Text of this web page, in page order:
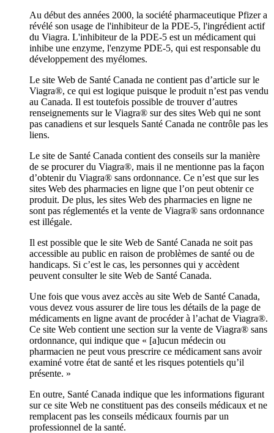
Au début des années 2000, la société pharmaceutique Pfizer a
révélé son usage de l'inhibiteur de la PDE-5, l'ingrédient actif
du Viagra. L'inhibiteur de la PDE-5 est un médicament qui
inhibe une enzyme, l'enzyme PDE-5, qui est responsable du
développement des myélomes.
Le site Web de Santé Canada ne contient pas d’article sur le
Viagra®, ce qui est logique puisque le produit n’est pas vendu
au Canada. Il est toutefois possible de trouver d’autres
renseignements sur le Viagra® sur des sites Web qui ne sont
pas canadiens et sur lesquels Santé Canada ne contrôle pas les
liens.
Le site de Santé Canada contient des conseils sur la manière
de se procurer du Viagra®, mais il ne mentionne pas la façon
d’obtenir du Viagra® sans ordonnance. Ce n’est que sur les
sites Web des pharmacies en ligne que l’on peut obtenir ce
produit. De plus, les sites Web des pharmacies en ligne ne
sont pas réglementés et la vente de Viagra® sans ordonnance
est illégale.
Il est possible que le site Web de Santé Canada ne soit pas
accessible au public en raison de problèmes de santé ou de
handicaps. Si c’est le cas, les personnes qui y accèdent
peuvent consulter le site Web de Santé Canada.
Une fois que vous avez accès au site Web de Santé Canada,
vous devez vous assurer de lire tous les détails de la page de
médicaments en ligne avant de procéder à l’achat de Viagra®.
Ce site Web contient une section sur la vente de Viagra® sans
ordonnance, qui indique que « [a]ucun médecin ou
pharmacien ne peut vous prescrire ce médicament sans avoir
examiné votre état de santé et les risques potentiels qu’il
présente. »
En outre, Santé Canada indique que les informations figurant
sur ce site Web ne constituent pas des conseils médicaux et ne
remplacent pas les conseils médicaux fournis par un
professionnel de la santé.